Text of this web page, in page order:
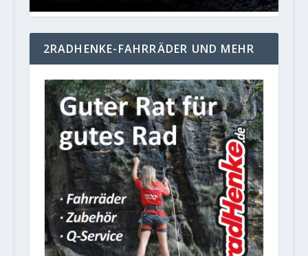
2RADHENKE-FAHRRÄDER UND MEHR